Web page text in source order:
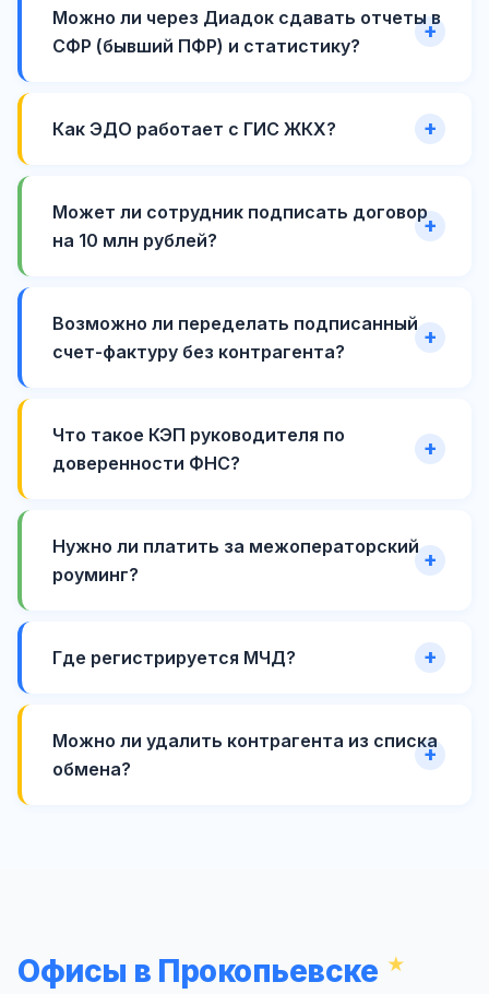
Можно ли через Диадок сдавать отчеты в
СФР (бывший ПФР) и статистику?
Как ЭДО работает с ГИС ЖКХ?
Может ли сотрудник подписать договор
на 10 млн рублей?
Возможно ли переделать подписанный
счет-фактуру без контрагента?
Что такое КЭП руководителя по
доверенности ФНС?
Нужно ли платить за межоператорский
роуминг?
Где регистрируется МЧД?
Можно ли удалить контрагента из списка
обмена?
Офисы в Прокопьевске